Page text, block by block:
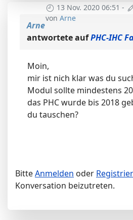
13 Nov. 2020 06:51 -
von Arne
Arne
antwortete aufPHC-IHC
Moin,
mir ist nich klar was du
Modul sollte mindestens
das PHC wurde bis 2018
du tauschen?
BitteAnmelden oder
Konversation beizutreten.